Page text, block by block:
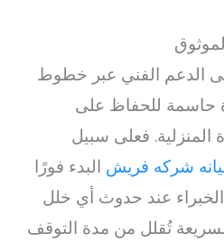
الدعم الفني عبر خطوط
حاسمة للحفاظ على
المنزلية. فعلى سبيل
شركه فريش البدء فورًا
عند حدوث أي خلل
تُقلل من مدة التوقف